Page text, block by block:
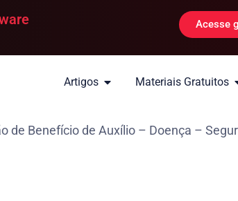
Acesse
Artigos Materiais Gratuitos
de Benefício de Auxílio – Doença –